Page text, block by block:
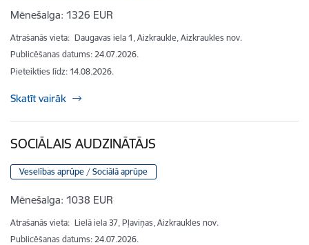
Mēnešalga: 1326 EUR
Atrašanās vieta: Daugavas iela 1, Aizkraukle, Aizkraukles nov.
Publicēšanas datums: 24.07.2026.
Pieteikties līdz: 14.08.2026.
Skatīt vairāk
SOCIĀLAIS AUDZINĀTĀJS
Veselības aprūpe / Sociālā aprūpe
Mēnešalga: 1038 EUR
Atrašanās vieta: Lielā iela 37, Pļaviņas, Aizkraukles nov.
Publicēšanas datums: 24.07.2026.